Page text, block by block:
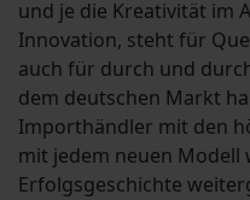
und je die Kreativität im
Innovation, steht für
auch für durch und
dem deutschen Markt
Importhändler mit den
mit jedem neuen Modell
Erfolgsgeschichte